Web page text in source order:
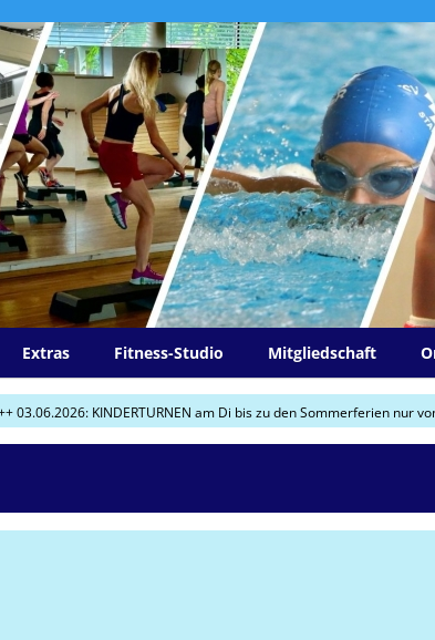
Extras Fitness-Studio Mitgliedschaft
KINDERTURNEN am Di bis zu den Sommerferien nur von 16-17